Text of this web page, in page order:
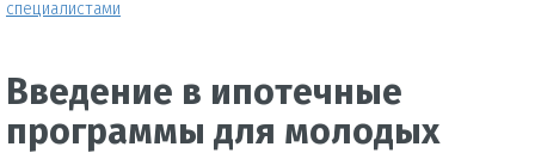
специалистами
Введение в ипотечные
программы для молодых